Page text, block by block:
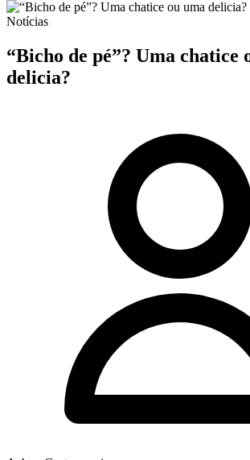
Notícias
“Bicho de pé”? Uma chatice
delicia?